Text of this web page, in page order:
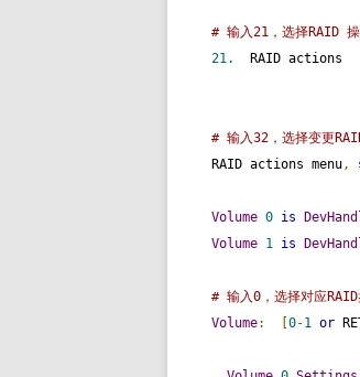
# 输入21，选择RAID
21.
  RAID actions
# 输入32，选择变更
RAID actions menu ,
Volume 0 is
Volume 1 is
# 输入0，选择对应RAID
Volume: [0-1 or